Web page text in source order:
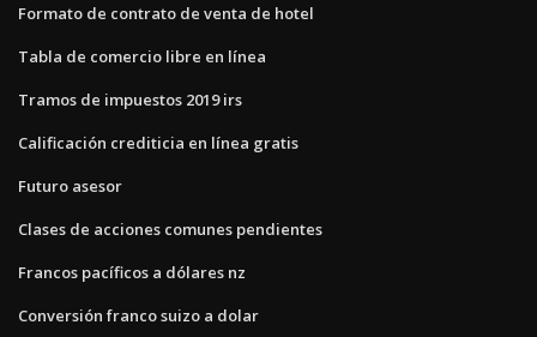
Formato de contrato de venta de hotel
Tabla de comercio libre en línea
Tramos de impuestos 2019 irs
Calificación crediticia en línea gratis
Futuro asesor
Clases de acciones comunes pendientes
Francos pacíficos a dólares nz
Conversión franco suizo a dolar